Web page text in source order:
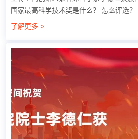
国家最高科学技术奖是什么？ 怎么评选？ 往年奖项得主有谁？ 大
家可能有或多或少的好奇，接着跟随小编
了解更多 >